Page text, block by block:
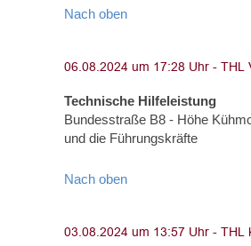
Nach oben
Technische Hilfeleistung
Bundesstraße B8 - Höhe
und die Führungskräfte
Nach oben